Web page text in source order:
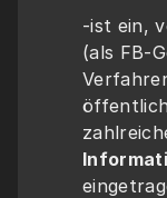
-ist ein,
(als FB-